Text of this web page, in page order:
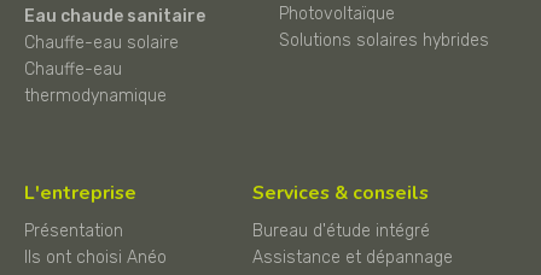
Eau chaude sanitaire
Chauffe-eau solaire
Chauffe-eau
thermodynamique
Photovoltaïque
Solutions solaires hybrides
L'entreprise
Présentation
Ils ont choisi Anéo
Services & conseils
Bureau d'étude intégré
Assistance et dépannage